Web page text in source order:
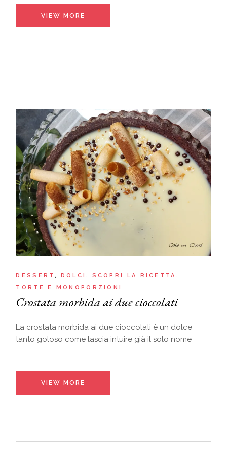
VIEW MORE
DESSERT DOLCI
SCOPRI LA RICETTA
TORTE E MONOPORZIONI
Crostata morbida ai due cioccolati
La crostata morbida ai due cioccolati è un dolce
tanto goloso come lascia intuire già il solo nome
VIEW MORE